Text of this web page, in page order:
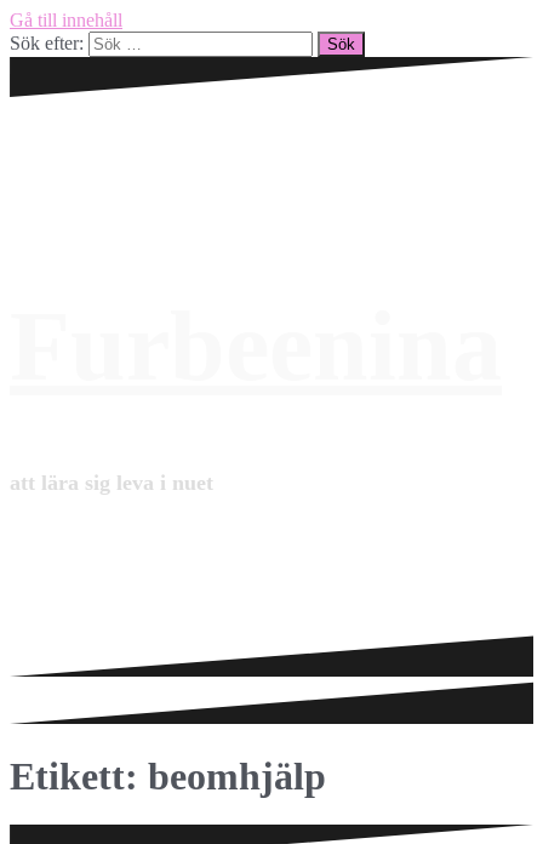
Gå till innehåll
Sök efter:
att lära sig leva i nuet
Etikett: beomhjälp